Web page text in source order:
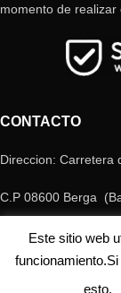
momento de realizar
CONTACTO
Direccion: Carretera
C.P 08600 Berga
Telefono: +34 658
E-mail:
Este sitio web
esto.